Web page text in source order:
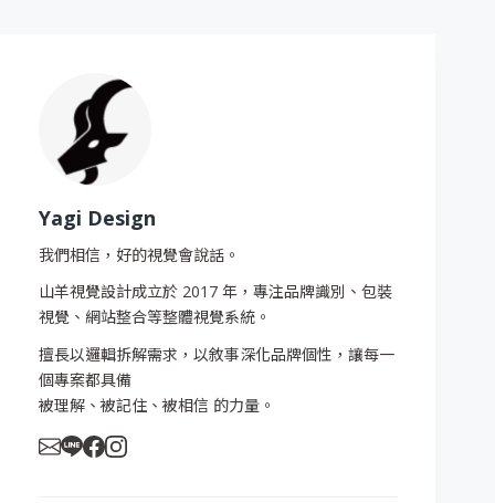
Yagi Design
我們相信，好的視覺會說話。
山羊視覺設計成立於 2017 年，專注品牌識別、包裝
視覺、網站整合等整體視覺系統。
擅長以邏輯拆解需求，以敘事深化品牌個性，讓每一
個專案都具備
被理解、被記住、被相信 的力量。